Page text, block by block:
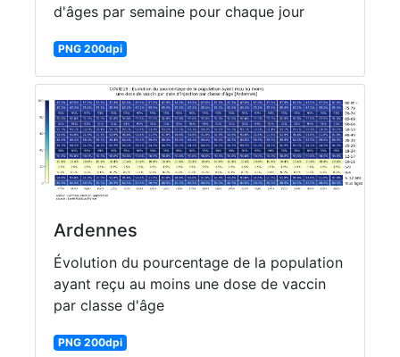
d'âges par semaine pour chaque jour
PNG 200dpi
Ardennes
Évolution du pourcentage de la population
ayant reçu au moins une dose de vaccin
par classe d'âge
PNG 200dpi